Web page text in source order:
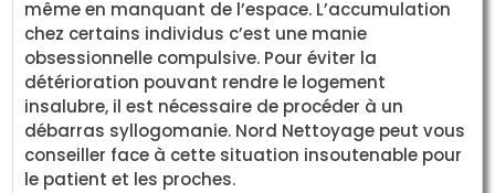
même en manquant de l’espace. L’accumulation
chez certains individus c’est une manie
obsessionnelle compulsive. Pour éviter la
détérioration pouvant rendre le logement
insalubre, il est nécessaire de procéder à un
débarras syllogomanie. Nord Nettoyage peut vous
conseiller face à cette situation insoutenable pour
le patient et les proches.